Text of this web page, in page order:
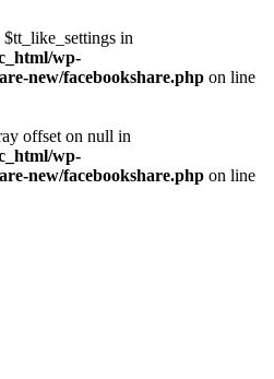
in
wp-
new/facebookshare.php on line
offset on null in
wp-
new/facebookshare.php on line